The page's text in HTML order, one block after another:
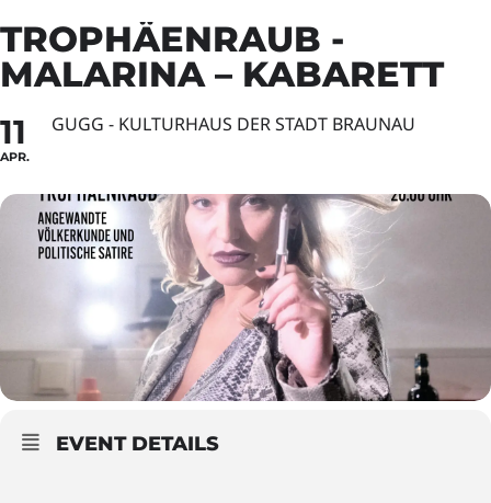
TROPHÄENRAUB -
MALARINA – KABARETT
11
APR.
GUGG - KULTURHAUS DER STADT BRAUNAU
EVENT DETAILS